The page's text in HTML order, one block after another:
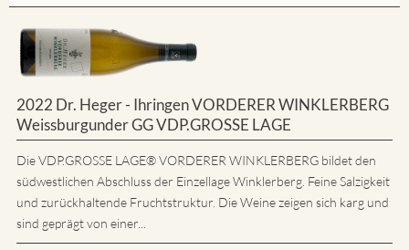
2022 Dr. Heger - Ihringen VORDERER WINKLERBERG
Weissburgunder GG VDP.GROSSE LAGE
Die VDP.GROSSE LAGE® VORDERER WINKLERBERG bildet den
südwestlichen Abschluss der Einzellage Winklerberg. Feine Salzigkeit
und zurückhaltende Fruchtstruktur. Die Weine zeigen sich karg und
sind geprägt von einer...